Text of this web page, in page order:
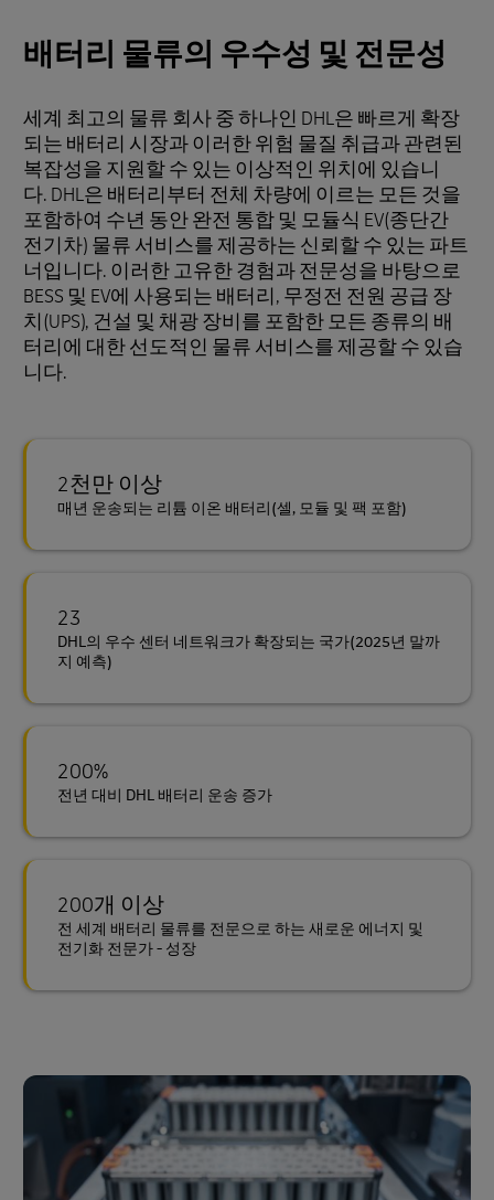
배터리 물류의 우수성 및 전문성
세계 최고의 물류 회사 중 하나인 DHL은 빠르게 확장
되는 배터리 시장과 이러한 위험 물질 취급과 관련된
복잡성을 지원할 수 있는 이상적인 위치에 있습니
다. DHL은 배터리부터 전체 차량에 이르는 모든 것을
포함하여 수년 동안 완전 통합 및 모듈식 EV(종단간
전기차) 물류 서비스를 제공하는 신뢰할 수 있는 파트
너입니다. 이러한 고유한 경험과 전문성을 바탕으로
BESS 및 EV에 사용되는 배터리, 무정전 전원 공급 장
치(UPS), 건설 및 채광 장비를 포함한 모든 종류의 배
터리에 대한 선도적인 물류 서비스를 제공할 수 있습
니다.
2천만 이상
매년 운송되는 리튬 이온 배터리(셀, 모듈 및 팩 포함)
23
DHL의 우수 센터 네트워크가 확장되는 국가(2025년 말까
지 예측)
200%
전년 대비 DHL 배터리 운송 증가
200개 이상
전 세계 배터리 물류를 전문으로 하는 새로운 에너지 및
전기화 전문가 - 성장